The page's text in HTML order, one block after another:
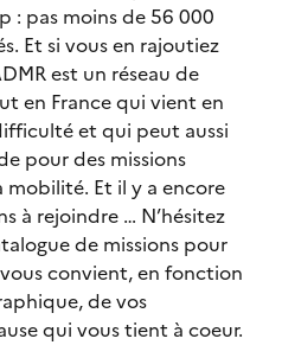
: pas moins de 56 000
Et si vous en rajoutiez
est un réseau de
en France qui vient en
et qui peut aussi
pour des missions
mobilité. Et il y a encore
à rejoindre … N’hésitez
de missions pour
convient, en fonction
de vos
qui vous tient à coeur.